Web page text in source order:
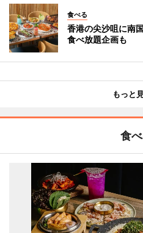
食べる
香港の尖沙咀に南
食べ放題企画も
もっと
食